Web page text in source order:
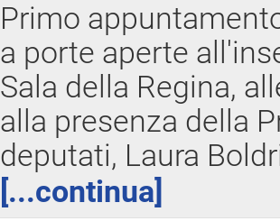
Primo
a porte aperte
Sala della Regina,
alla presenza della
deputati, Laura
[...continua]